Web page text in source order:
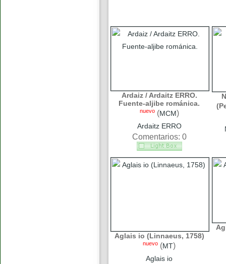
Ardaiz / Ardaitz ERRO.
Fuente-aljibe románica.
nuevo (MCM)
Ardaitz ERRO
Comentarios: 0
Aglais io (Linnaeus, 1758)
nuevo (MT)
Aglais io